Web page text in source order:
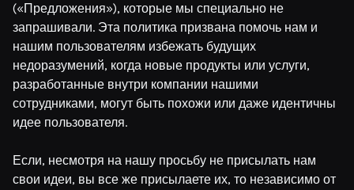
(«Предложения»), которые мы специально не
запрашивали. Эта политика призвана помочь нам и
нашим пользователям избежать будущих
недоразумений, когда новые продукты или услуги,
разработанные внутри компании нашими
сотрудниками, могут быть похожи или даже идентичны
идее пользователя.
Если, несмотря на нашу просьбу не присылать нам
свои идеи, вы все же присылаете их, то независимо от